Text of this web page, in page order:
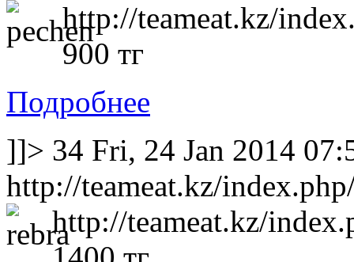
http://teameat.kz/
900 тг
Подробнее
]]> 34 Fri, 24 Jan 2014
http://teameat.kz/
http://teameat.kz/